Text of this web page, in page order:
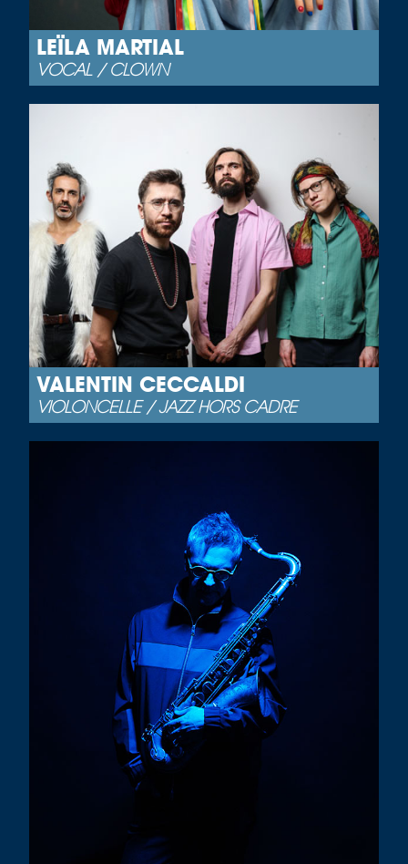
LEÏLA MARTIAL
VOCAL / CLOWN
VALENTIN CECCALDI
VIOLONCELLE / JAZZ HORS CADRE